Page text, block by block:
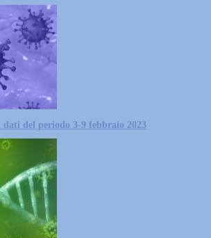
del periodo 3-9 febbraio 2023